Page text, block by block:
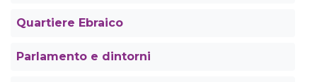
Quartiere Ebraico
Parlamento e dintorni